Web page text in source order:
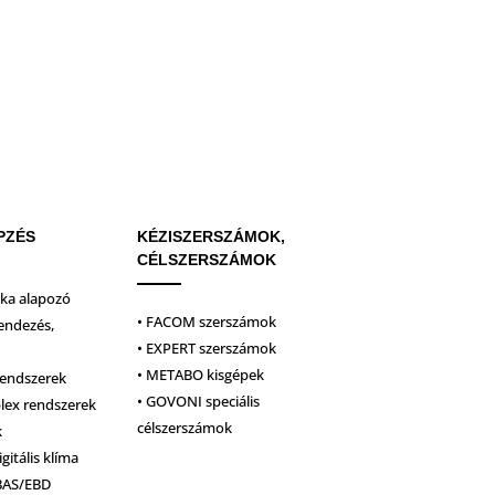
alapozó
rendszerek
klíma
EBD
KÉZISZERSZÁMOK,
CÉLSZERSZÁMOK
• FACOM szerszámok
• EXPERT szerszámok
• METABO kisgépek
• GOVONI speciális
célszerszámok